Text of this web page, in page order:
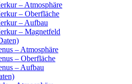
– Atmosphäre
– Oberfläche
– Aufbau
– Magnetfeld
– Atmosphäre
– Oberfläche
– Aufbau